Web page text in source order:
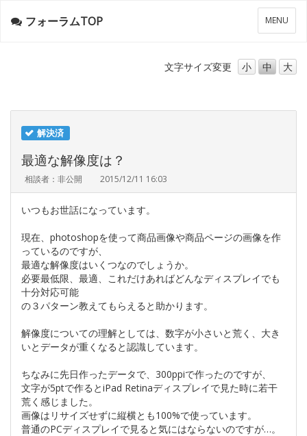
メ
ニ
ー
MENU
フォーラムTOP
文字サイズ変更 小 中 大
解決済
最適な解像度は？
相談者：非公開 2015/12/11 16:03
いつもお世話になっています。
現在、photoshopを使って商品画像や商品ページの画像を作
っているのですが、
最適な解像度はいくつなのでしょうか。
必要最低限、最適、これだけあればどんなディスプレイでも
十分対応可能
の３パターン教えてもらえると助かります。
解像度についての理解としては、数字が小さいと荒く、大き
いとデータが重くなると認識しています。
ちなみに先日作ったデータで、300ppiで作ったのですが、
文字が5ptで作るとiPad Retinaディスプレイで見た時に若干
荒く感じました。
画像はリサイズせずに縦横とも100%で使っています。
普通のPCディスプレイで見ると気にはならないのですが…。